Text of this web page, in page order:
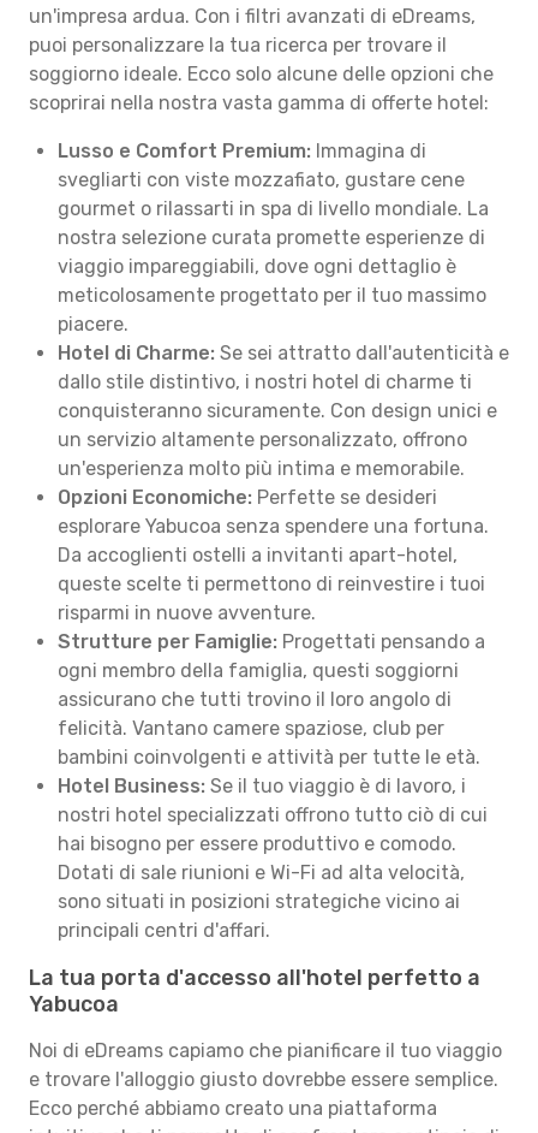
un'impresa ardua. Con i filtri avanzati di eDreams,
puoi personalizzare la tua ricerca per trovare il
soggiorno ideale. Ecco solo alcune delle opzioni che
scoprirai nella nostra vasta gamma di offerte hotel:
Lusso e Comfort Premium: Immagina di
svegliarti con viste mozzafiato, gustare cene
gourmet o rilassarti in spa di livello mondiale. La
nostra selezione curata promette esperienze di
viaggio impareggiabili, dove ogni dettaglio è
meticolosamente progettato per il tuo massimo
piacere.
Hotel di Charme: Se sei attratto dall'autenticità e
dallo stile distintivo, i nostri hotel di charme ti
conquisteranno sicuramente. Con design unici e
un servizio altamente personalizzato, offrono
un'esperienza molto più intima e memorabile.
Opzioni Economiche: Perfette se desideri
esplorare Yabucoa senza spendere una fortuna.
Da accoglienti ostelli a invitanti apart-hotel,
queste scelte ti permettono di reinvestire i tuoi
risparmi in nuove avventure.
Strutture per Famiglie: Progettati pensando a
ogni membro della famiglia, questi soggiorni
assicurano che tutti trovino il loro angolo di
felicità. Vantano camere spaziose, club per
bambini coinvolgenti e attività per tutte le età.
Hotel Business: Se il tuo viaggio è di lavoro, i
nostri hotel specializzati offrono tutto ciò di cui
hai bisogno per essere produttivo e comodo.
Dotati di sale riunioni e Wi-Fi ad alta velocità,
sono situati in posizioni strategiche vicino ai
principali centri d'affari.
La tua porta d'accesso all'hotel perfetto a
Yabucoa
Noi di eDreams capiamo che pianificare il tuo viaggio
e trovare l'alloggio giusto dovrebbe essere semplice.
Ecco perché abbiamo creato una piattaforma